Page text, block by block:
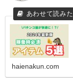
haienakun.com